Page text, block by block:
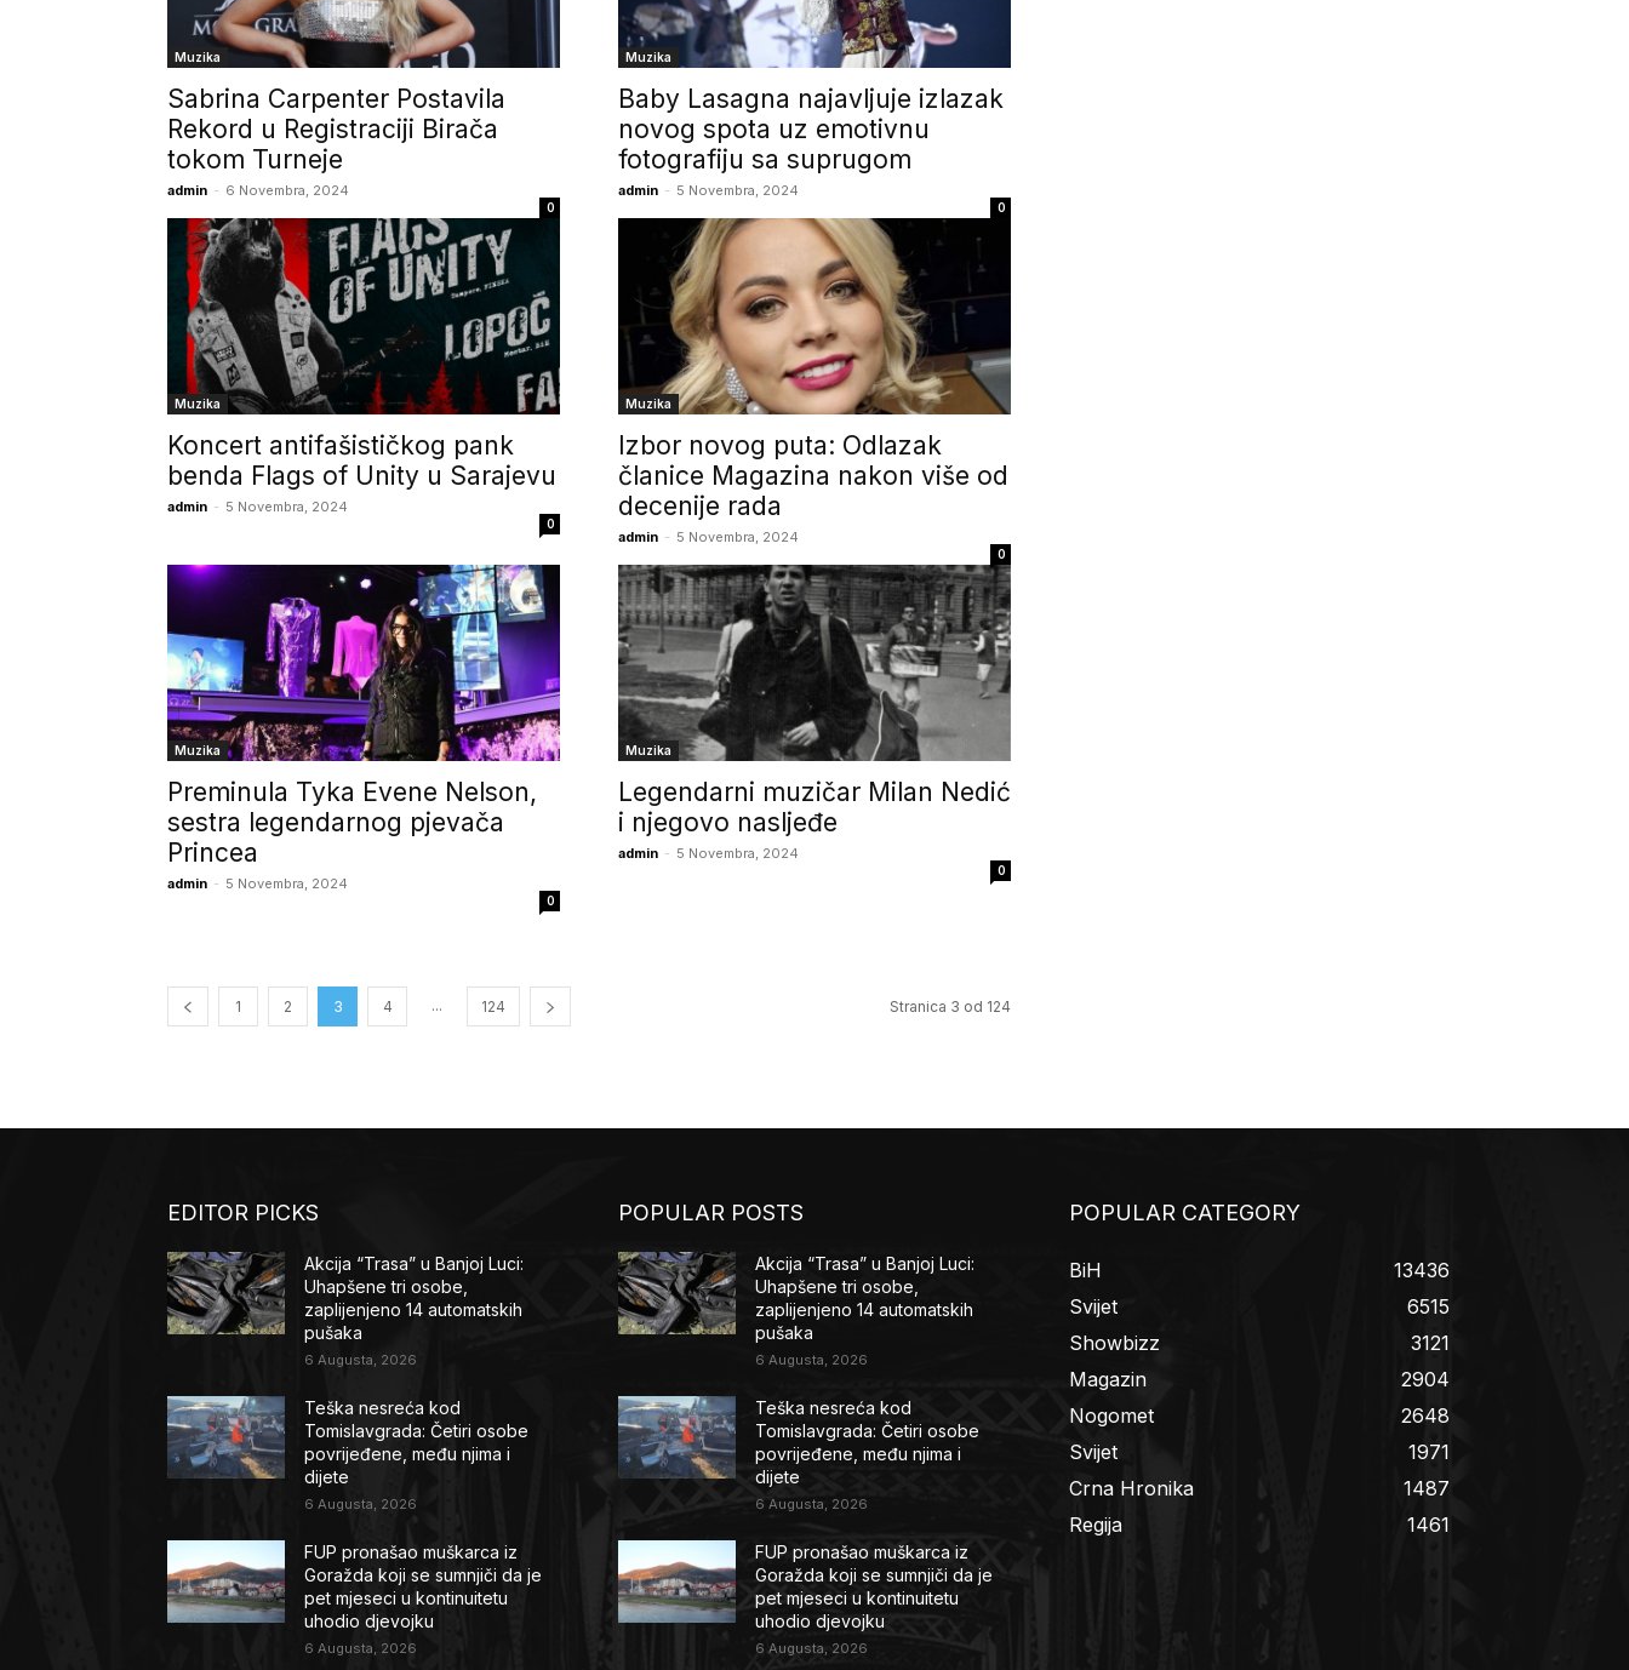
Muzika
Sabrina Carpenter Postavila
Rekord u Registraciji Birača
tokom Turneje
admin - 6 Novembra, 2024
0
Muzika
Baby Lasagna najavljuje izlazak
novog spota uz emotivnu
fotografiju sa suprugom
admin - 5 Novembra, 2024
0
Muzika
Koncert antifašističkog pank
benda Flags of Unity u Sarajevu
admin - 5 Novembra, 2024
0
Muzika
Izbor novog puta: Odlazak
članice Magazina nakon više od
decenije rada
admin - 5 Novembra, 2024
0
Muzika
Preminula Tyka Evene Nelson,
sestra legendarnog pjevača
Princea
admin - 5 Novembra, 2024
0
Muzika
Legendarni muzičar Milan Nedić
i njegovo nasljeđe
admin - 5 Novembra, 2024
0
1 2 3 4 ... 124 Stranica 3 od 124
EDITOR PICKS
Akcija “Trasa” u Banjoj Luci:
Uhapšene tri osobe,
zaplijenjeno 14 automatskih
pušaka
6 Augusta, 2026
Teška nesreća kod
Tomislavgrada: Četiri osobe
povrijeđene, među njima i
dijete
6 Augusta, 2026
FUP pronašao muškarca iz
Goražda koji se sumnjiči da je
pet mjeseci u kontinuitetu
uhodio djevojku
6 Augusta, 2026
POPULAR POSTS
Akcija “Trasa” u Banjoj Luci:
Uhapšene tri osobe,
zaplijenjeno 14 automatskih
pušaka
6 Augusta, 2026
Teška nesreća kod
Tomislavgrada: Četiri osobe
povrijeđene, među njima i
dijete
6 Augusta, 2026
FUP pronašao muškarca iz
Goražda koji se sumnjiči da je
pet mjeseci u kontinuitetu
uhodio djevojku
6 Augusta, 2026
POPULAR CATEGORY
BiH
13436
Svijet
6515
Showbizz
3121
Magazin
2904
Nogomet
2648
Svijet
1971
Crna Hronika
1487
Regija
1461